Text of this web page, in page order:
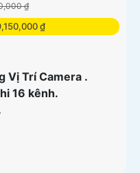
₫
₫
Vị Trí Camera .
16 kênh.